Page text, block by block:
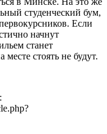
студенческий бум,
Если
начнут
станет
стоять не будут.